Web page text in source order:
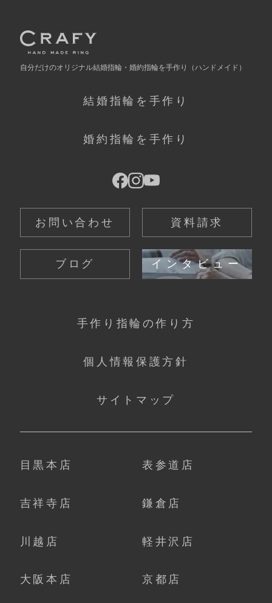
自分だけのオリジナル結婚指輪・婚約指輪を手作り （ハンドメイド）
結婚指輪を手作り
婚約指輪を手作り
お問い合わせ 資料請求
ブログ インタビュー
手作り指輪の作り方
個人情報保護方針
サイトマップ
目黒本店 表参道店
吉祥寺店 鎌倉店
川越店 軽井沢店
大阪本店 京都店